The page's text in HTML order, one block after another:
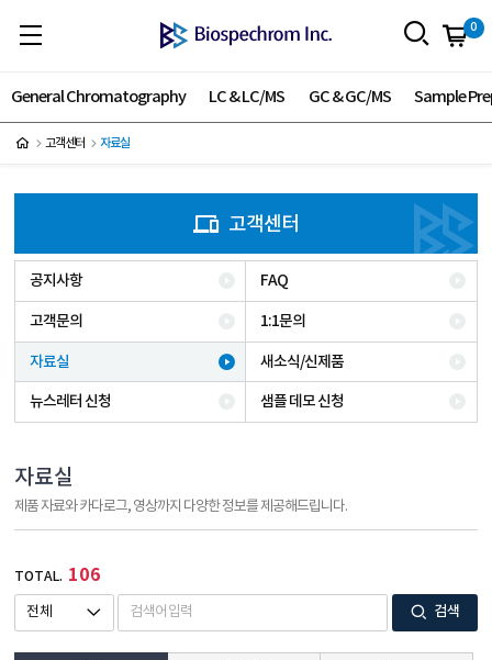
0
General Chromatography LC & LC/MS GC & GC/MS Sample
고객센터 자료실
고객센터
공지사항 FAQ
고객문의 1:1문의
자료실 새소식/신제품
뉴스레터 신청 샘플 데모 신청
자료실
제품 자료와 카다로그, 영상까지 다양한 정보를 제공해드립니다.
TOTAL. 106
검색